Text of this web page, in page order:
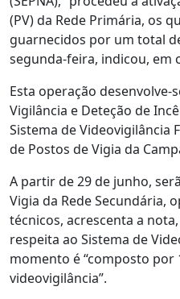
(PV) da Rede Primária, os
guarnecidos por um total
segunda-feira, indicou, em
Esta operação desenvolve-
Vigilância e Deteção de
Sistema de Videovigilância
de Postos de Vigia da
A partir de 29 de junho,
Vigia da Rede Secundária,
técnicos, acrescenta a
respeita ao Sistema de
momento é “composto por
videovigilância”.